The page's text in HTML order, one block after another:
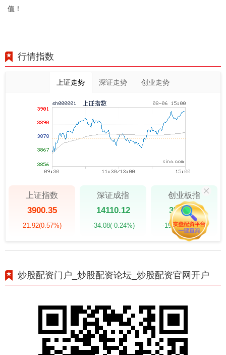
值！
行情指数
上证走势 深证走势 创业走势
上证指数
3900.35
21.92(0.57%)
深证成指
14110.12
-34.08(-0.24%)
创业板指
3515.56
-19.58(-0.55%)
炒股配资门户_炒股配资论坛_炒股配资官网开户